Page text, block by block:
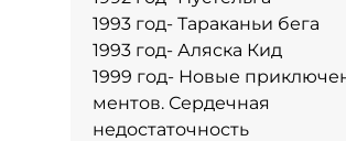
1993 год- Тараканьи бега
1993 год- Аляска Кид
1999 год- Новые
ментов. Сердечная
недостаточность